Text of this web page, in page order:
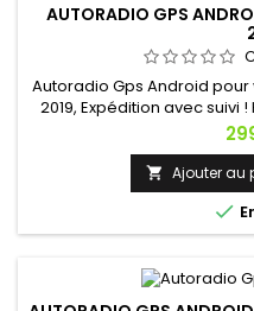
AUTORADIO GPS
Autoradio Gps Android
2019, Expédition avec suivi
vous Prix
 Ajouter au
